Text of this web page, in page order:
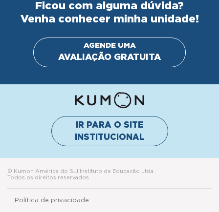
Ficou com alguma dúvida?
Venha conhecer minha unidade!
AGENDE UMA
AVALIAÇÃO GRATUITA
IR PARA O SITE
INSTITUCIONAL
© Kumon América do Sul Instituto de Educacão Ltda.
Todos os direitos reservados
Política de privacidade